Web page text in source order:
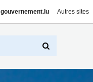
gouvernement.lu Autres sites